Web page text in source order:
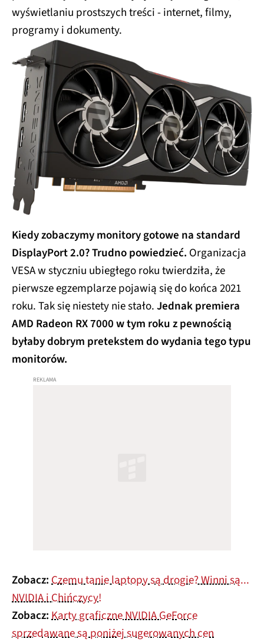
wyświetlaniu prostszych treści - internet, filmy,
programy i dokumenty.
Kiedy zobaczymy monitory gotowe na standard
DisplayPort 2.0? Trudno powiedzieć. Organizacja
VESA w styczniu ubiegłego roku twierdziła, że
pierwsze egzemplarze pojawią się do końca 2021
roku. Tak się niestety nie stało.Jednak premiera
AMD Radeon RX 7000 w tym roku z pewnością
byłaby dobrym pretekstem do wydania tego typu
monitorów.
Zobacz:Czemu tanie laptopy są drogie? Winni są...
NVIDIA i Chińczycy!
Zobacz:Karty graficzne NVIDIA GeForce
sprzedawane są poniżej sugerowanych cen